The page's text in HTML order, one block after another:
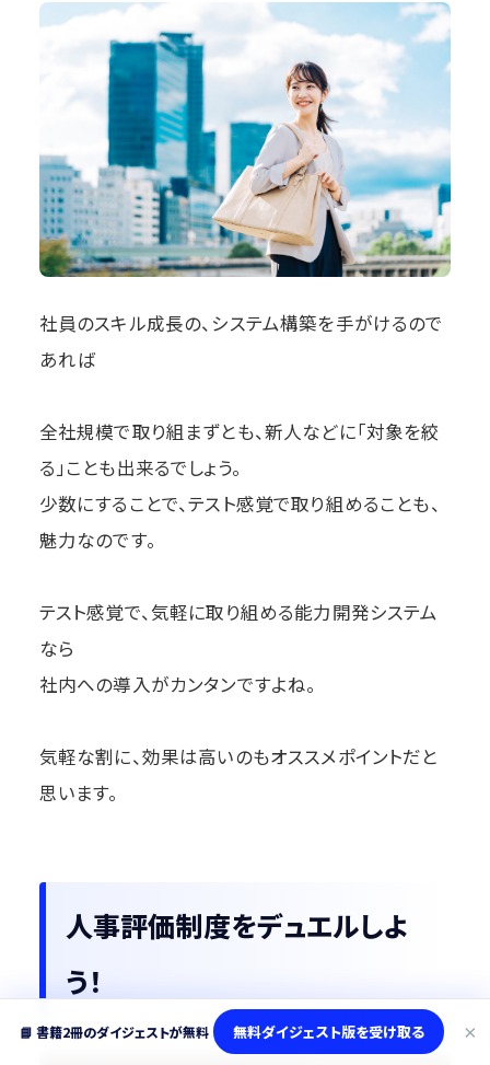
社員のスキル成長の、システム構築を手がけるので
あれば
全社規模で取り組まずとも、新人などに「対象を絞
る」ことも出来るでしょう。
少数にすることで、テスト感覚で取り組めることも、
魅力なのです。
テスト感覚で、気軽に取り組める能力開発システム
なら
社内への導入がカンタンですよね。
気軽な割に、効果は高いのもオススメポイントだと
思います。
人事評価制度をデュエルしよ
う！
📘 書籍2冊のダイジェストが無料 無料ダイジェスト版を受け取る ×